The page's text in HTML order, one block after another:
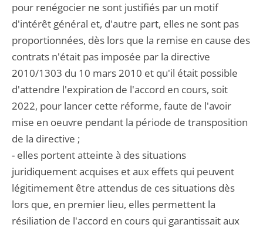
pour renégocier ne sont justifiés par un motif
d'intérêt général et, d'autre part, elles ne sont pas
proportionnées, dès lors que la remise en cause des
contrats n'était pas imposée par la directive
2010/1303 du 10 mars 2010 et qu'il était possible
d'attendre l'expiration de l'accord en cours, soit
2022, pour lancer cette réforme, faute de l'avoir
mise en oeuvre pendant la période de transposition
de la directive ;
- elles portent atteinte à des situations
juridiquement acquises et aux effets qui peuvent
légitimement être attendus de ces situations dès
lors que, en premier lieu, elles permettent la
résiliation de l'accord en cours qui garantissait aux